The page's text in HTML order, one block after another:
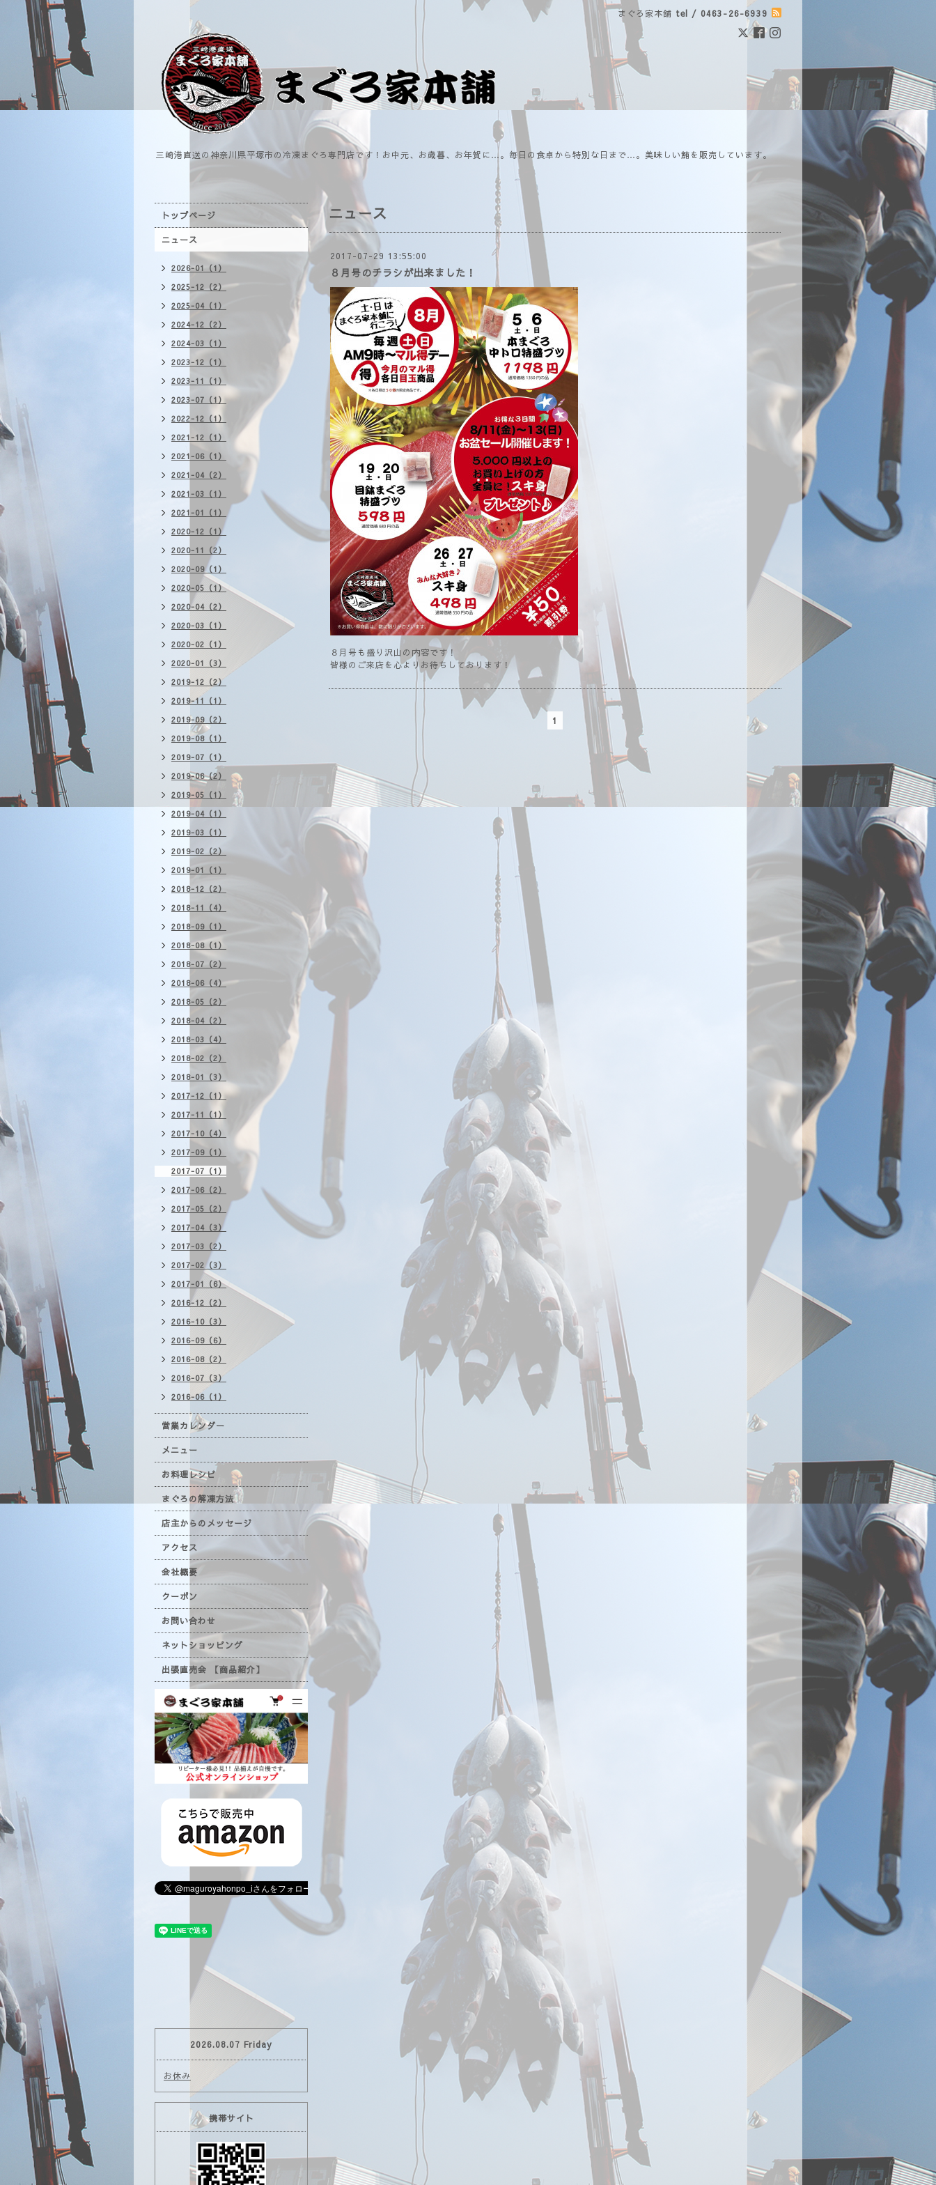
まぐろ家本舗 tel / 0463-26-6939
三崎港直送の神奈川県平塚市の冷凍まぐろ専門店です！お中元、お歳暮、お年賀に…。毎日の食卓から特別な日まで…。美味しい鮪を販売しています。
ニュース
2017-07-29 13:55:00
８月号のチラシが出来ました！
８月号も盛り沢山の内容です！
皆様のご来店を心よりお待ちしております！
1
トップページ
ニュース
2026-01（1）
2025-12（2）
2025-04（1）
2024-12（2）
2024-03（1）
2023-12（1）
2023-11（1）
2023-07（1）
2022-12（1）
2021-12（1）
2021-06（1）
2021-04（2）
2021-03（1）
2021-01（1）
2020-12（1）
2020-11（2）
2020-09（1）
2020-05（1）
2020-04（2）
2020-03（1）
2020-02（1）
2020-01（3）
2019-12（2）
2019-11（1）
2019-09（2）
2019-08（1）
2019-07（1）
2019-06（2）
2019-05（1）
2019-04（1）
2019-03（1）
2019-02（2）
2019-01（1）
2018-12（2）
2018-11（4）
2018-09（1）
2018-08（1）
2018-07（2）
2018-06（4）
2018-05（2）
2018-04（2）
2018-03（4）
2018-02（2）
2018-01（3）
2017-12（1）
2017-11（1）
2017-10（4）
2017-09（1）
2017-07（1）
2017-06（2）
2017-05（2）
2017-04（3）
2017-03（2）
2017-02（3）
2017-01（6）
2016-12（2）
2016-10（3）
2016-09（6）
2016-08（2）
2016-07（3）
2016-06（1）
営業カレンダー
メニュー
お料理レシピ
まぐろの解凍方法
店主からのメッセージ
アクセス
会社概要
クーポン
お問い合わせ
ネットショッピング
出張直売会 【商品紹介】
2026.08.07 Friday
お休み
携帯サイト